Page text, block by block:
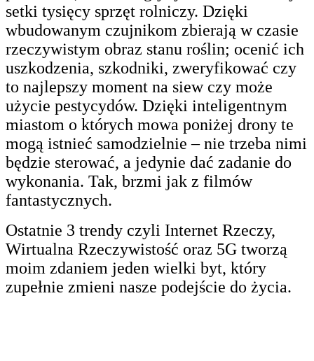
setki tysięcy sprzęt rolniczy. Dzięki
wbudowanym czujnikom zbierają w czasie
rzeczywistym obraz stanu roślin; ocenić ich
uszkodzenia, szkodniki, zweryfikować czy
to najlepszy moment na siew czy może
użycie pestycydów. Dzięki inteligentnym
miastom o których mowa poniżej drony te
mogą istnieć samodzielnie – nie trzeba nimi
będzie sterować, a jedynie dać zadanie do
wykonania. Tak, brzmi jak z filmów
fantastycznych.
Ostatnie 3 trendy czyli Internet Rzeczy,
Wirtualna Rzeczywistość oraz 5G tworzą
moim zdaniem jeden wielki byt, który
zupełnie zmieni nasze podejście do życia.